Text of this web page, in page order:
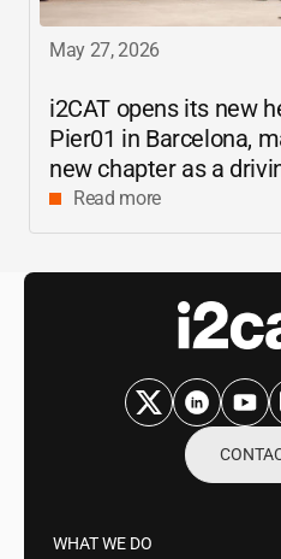
May 27, 2026
i2CAT opens its new
Pier01 in Barcelona,
new chapter as a
innovation and digital
Catalonia
Read more
WHAT WE DO